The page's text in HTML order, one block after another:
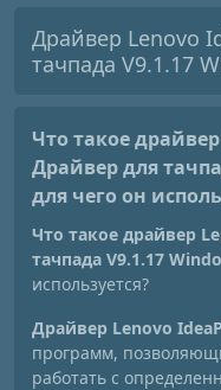
Драйвер Lenovo
тачпада V9.1.17
Что такое
Драйвер для
для чего он
Что такое драйвер
тачпада V9.1.17
используется?
Драйвер Lenovo
программ,
работать с